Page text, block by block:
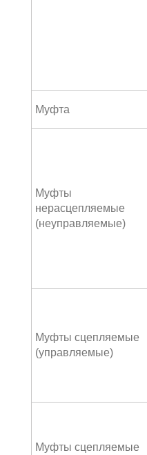
Муфта
Муфты
нерасцепляемые
(неуправляемые)
Муфты сцепляемые
(управляемые)
Муфты сцепляемые